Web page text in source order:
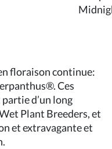
floraison continue:
Ces
d’un long
Plant Breeders, et
et extravagante et